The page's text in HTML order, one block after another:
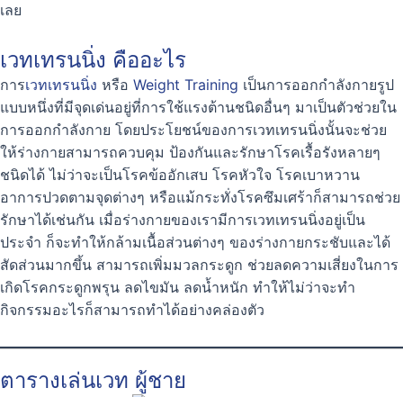
เลย
เวทเทรนนิ่ง คืออะไร
การเวทเทรนนิ่ง หรือ Weight Training เป็นการออกกำลังกายรูป
แบบหนึ่งที่มีจุดเด่นอยู่ที่การใช้แรงต้านชนิดอื่นๆ มาเป็นตัวช่วยใน
การออกกำลังกาย โดยประโยชน์ของการเวทเทรนนิ่งนั้นจะช่วย
ให้ร่างกายสามารถควบคุม ป้องกันและรักษาโรคเรื้อรังหลายๆ
ชนิดได้ ไม่ว่าจะเป็นโรคข้ออักเสบ โรคหัวใจ โรคเบาหวาน
อาการปวดตามจุดต่างๆ หรือแม้กระทั่งโรคซึมเศร้าก็สามารถช่วย
รักษาได้เช่นกัน เมื่อร่างกายของเรามีการเวทเทรนนิ่งอยู่เป็น
ประจำ ก็จะทำให้กล้ามเนื้อส่วนต่างๆ ของร่างกายกระชับและได้
สัดส่วนมากขึ้น สามารถเพิ่มมวลกระดูก ช่วยลดความเสี่ยงในการ
เกิดโรคกระดูกพรุน ลดไขมัน ลดน้ำหนัก ทำให้ไม่ว่าจะทำ
กิจกรรมอะไรก็สามารถทำได้อย่างคล่องตัว
ตารางเล่นเวท ผู้ชาย